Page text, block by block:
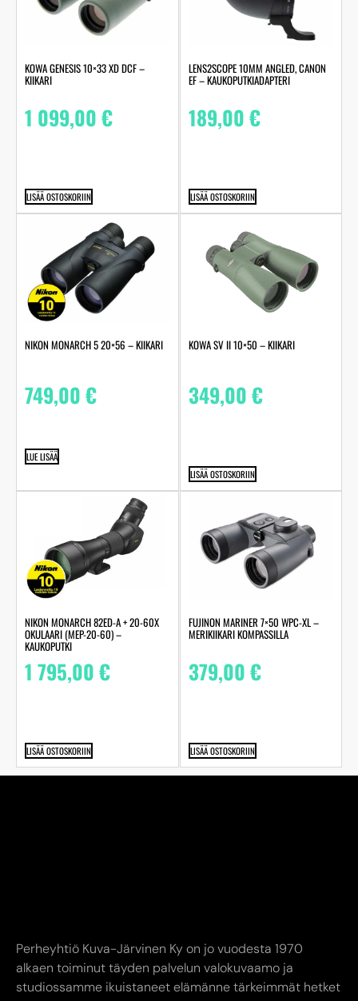
KOWA GENESIS 10×33 XD DCF –
KIIKARI
1 099,00€
LISÄÄ OSTOSKORIIN
LENS2SCOPE 10MM ANGLED, CANON
EF – KAUKOPUTKIADAPTERI
189,00€
LISÄÄ OSTOSKORIIN
NIKON MONARCH 5 20×56 – KIIKARI
749,00€
LUE LISÄÄ
KOWA SV II 10×50 – KIIKARI
349,00€
LISÄÄ OSTOSKORIIN
NIKON MONARCH 82ED-A + 20-60X
OKULAARI (MEP-20-60) –
KAUKOPUTKI
1 795,00€
LISÄÄ OSTOSKORIIN
FUJINON MARINER 7×50 WPC-XL –
MERIKIIKARI KOMPASSILLA
379,00€
LISÄÄ OSTOSKORIIN